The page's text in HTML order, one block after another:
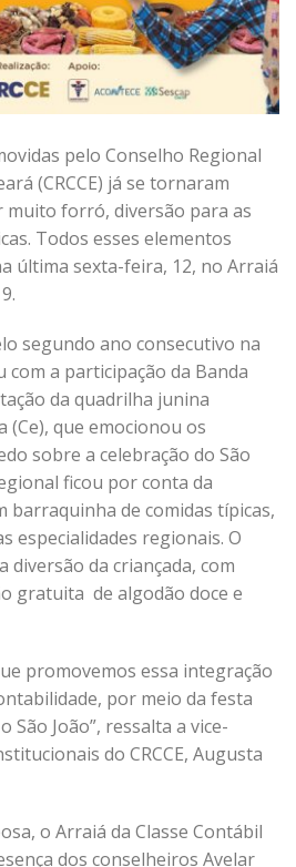
pelo Conselho Regional
(CRCCE) já se tornaram
forró, diversão para as
Todos esses elementos
última sexta-feira, 12, no Arraiá
segundo ano consecutivo na
com a participação da Banda
da quadrilha junina
(Ce), que emocionou os
sobre a celebração do São
ficou por conta da
barraquinha de comidas típicas,
especialidades regionais. O
diversão da criançada, com
gratuita de algodão doce e
promovemos essa integração
por meio da festa
São João”, ressalta a vice-
do CRCCE, Augusta
o Arraiá da Classe Contábil
dos conselheiros Avelar